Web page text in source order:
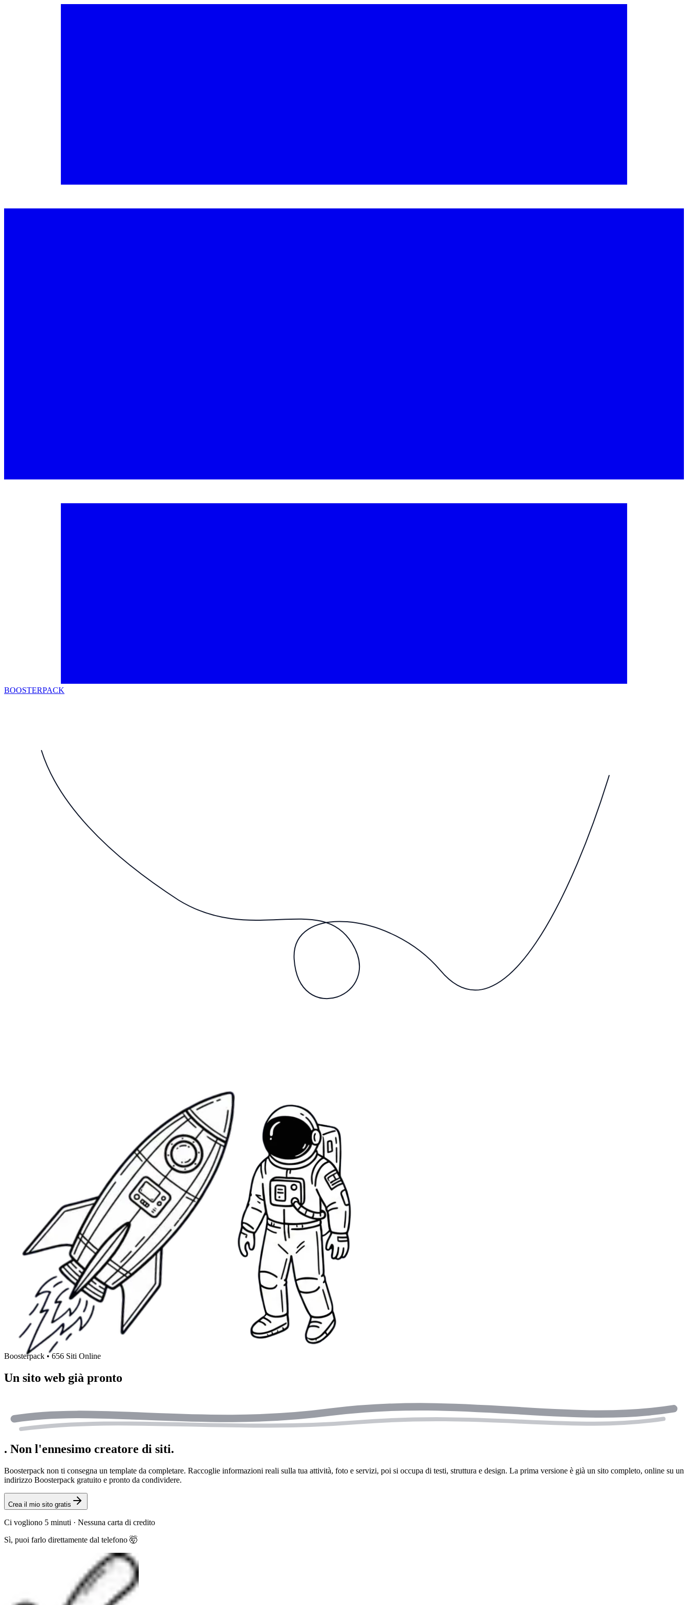
BOOSTERPACK
Boosterpack • 656 Siti Online
Un sito web già pronto
. Non l'ennesimo creatore di siti.
Boosterpack non ti consegna un template da completare. Raccoglie informazioni reali sulla tua attività, foto e servizi, poi si occupa di testi, struttura e design. La prima versione è già un sito completo, online su un
indirizzo Boosterpack gratuito e pronto da condividere.
Crea il mio sito gratis
Ci vogliono 5 minuti · Nessuna carta di credito
Sì, puoi farlo direttamente dal telefono 🤯